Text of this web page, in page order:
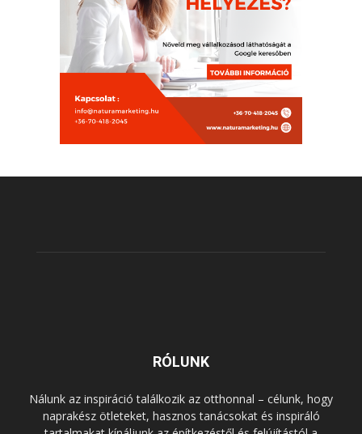
RÓLUNK
Nálunk az inspiráció találkozik az otthonnal – célunk, hogy
naprakész ötleteket, hasznos tanácsokat és inspiráló